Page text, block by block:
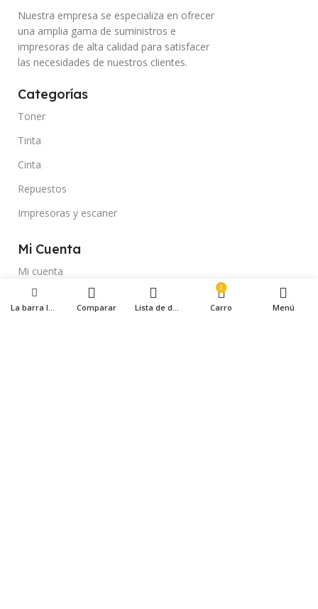
Nuestra empresa se especializa en ofrecer
una amplia gama de suministros e
impresoras de alta calidad para satisfacer
las necesidades de nuestros clientes.
Categorías
Toner
Tinta
Cinta
Repuestos
Impresoras y escaner
Mi Cuenta
Mi cuenta
Favoritos
La barra lateral Comparar Lista de deseos
0
Carro Menú